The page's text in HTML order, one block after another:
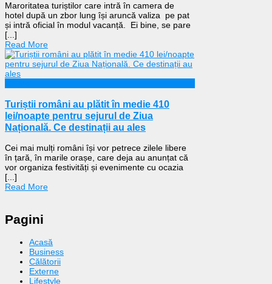
Maroritatea turiștilor care intră în camera de
hotel după un zbor lung își aruncă valiza pe pat
și intră oficial în modul vacanță. Ei bine, se pare
[...]
Read More
Turiștii români au plătit în medie 410
lei/noapte pentru sejurul de Ziua
Națională. Ce destinații au ales
Cei mai mulți români își vor petrece zilele libere
în țară, în marile orașe, care deja au anunțat că
vor organiza festivități și evenimente cu ocazia
[...]
Read More
Pagini
Acasă
Business
Călătorii
Externe
Lifestyle